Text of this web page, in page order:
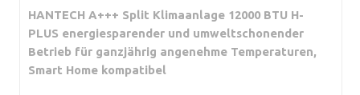
HANTECH A+++ Split Klimaanlage 12000 BTU H-
PLUS energiesparender und umweltschonender
Betrieb für ganzjährig angenehme Temperaturen,
Smart Home kompatibel